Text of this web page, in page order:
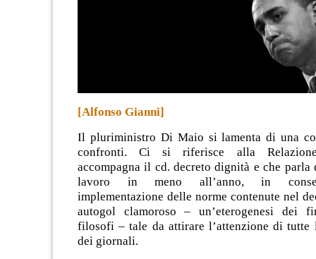
[Alfonso Gianni]
Il pluriministro Di Maio si lamenta di una
confronti. Ci si riferisce alla
accompagna il cd. decreto dignità e che
lavoro in meno all’anno, in
implementazione delle norme contenute nel
autogol clamoroso – un’eterogenesi dei
filosofi – tale da attirare l’attenzione di tutte
dei giornali.